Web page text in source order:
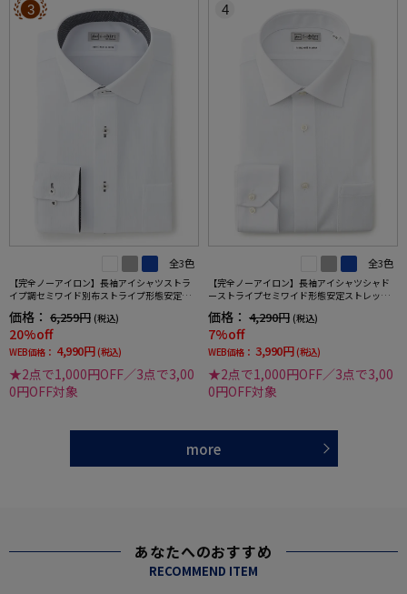
3
全3色
【完全ノーアイロン】長袖アイシャツストラ
イプ調セミワイド別布ストライプ形態安定ス
価格： 6,259円 (税込)
20%off
WEB価格： 4,990円 (税込)
★2点で1,000円OFF／3点で3,00
0円OFF対象
4
全3色
【完全ノーアイロン】長袖アイシャツシャド
ーストライプセミワイド形態安定ストレッチ
価格： 4,290円 (税込)
7%off
WEB価格： 3,990円 (税込)
★2点で1,000円OFF／3点で3,00
0円OFF対象
more
あなたへのおすすめ
RECOMMEND ITEM